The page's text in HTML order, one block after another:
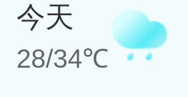
今天
28/34℃